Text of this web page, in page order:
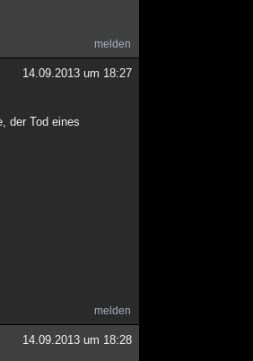
melden
14.09.2013 um 18:27
der Tod eines
melden
14.09.2013 um 18:28